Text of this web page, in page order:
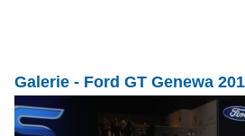
Galerie - Ford GT Genewa